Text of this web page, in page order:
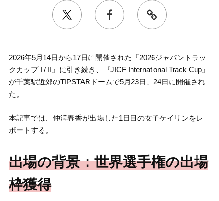
2026年5月14日から17日に開催された『2026ジャパントラッ
クカップ I / II』に引き続き、『JICF International Track Cup』
が千葉駅近郊のTIPSTARドームで5月23日、24日に開催され
た。
本記事では、仲澤春香が出場した1日目の女子ケイリンをレ
ポートする。
出場の背景：世界選手権の出場
枠獲得